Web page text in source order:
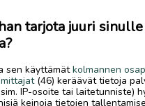
tarjota juuri
sen käyttämätkolmannen
(46) keräävät tietoja
IP-osoite tai laitetunniste)
keinoja tietojen